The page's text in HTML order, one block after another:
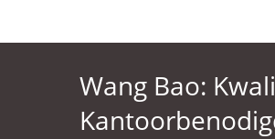
Wang Bao: